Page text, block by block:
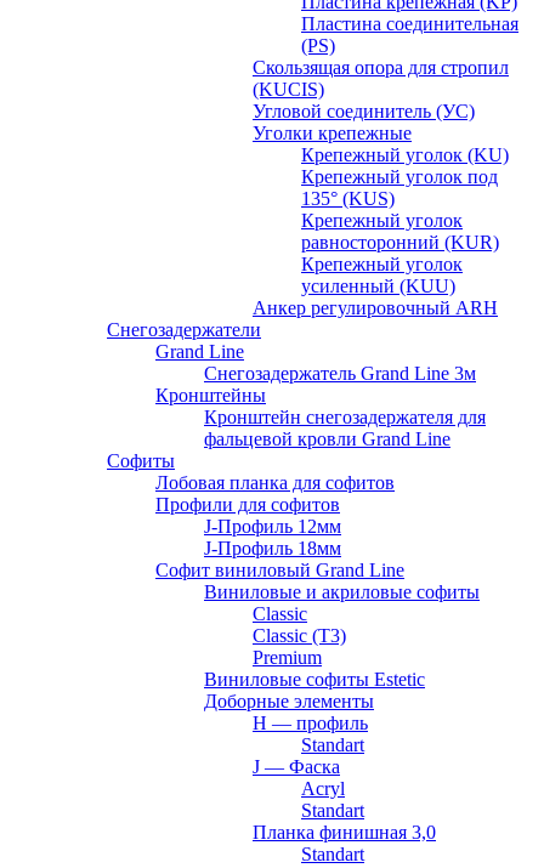
Пластина соединительная
(PS)
Скользящая опора для стропил
(KUCIS)
Угловой соединитель (УС)
Уголки крепежныe
Крепежный уголок (KU)
Крепежный уголок под
135° (KUS)
Крепежный уголок
равносторонний (KUR)
Крепежный уголок
усиленный (KUU)
Анкер регулировочный ARH
Снегозадержатели
Grand Line
Снегозадержатель Grand Line 3м
Кронштейны
Кронштейн снегозадержателя для
фальцевой кровли Grand Line
Софиты
Лобовая планка для софитов
Профили для софитов
J-Профиль 12мм
J-Профиль 18мм
Софит виниловый Grand Line
Виниловые и акриловые софиты
Classic
Classic (T3)
Premium
Виниловые софиты Estetic
Доборные элементы
H — профиль
Standart
J — Фаска
Acryl
Standart
Планка финишная 3,0
Standart